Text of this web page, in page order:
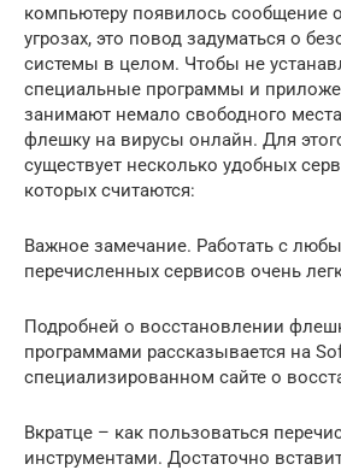
компьютеру появилось сообщение
угрозах, это повод задуматься о
системы в целом. Чтобы не
специальные программы и
занимают немало свободного
флешку на вирусы онлайн. Для
существует несколько удобных
которых считаются:
Важное замечание. Работать с
перечисленных сервисов очень
Подробней о восстановлении
программами рассказывается на
специализированном сайте о
Вкратце – как пользоваться
инструментами. Достаточно